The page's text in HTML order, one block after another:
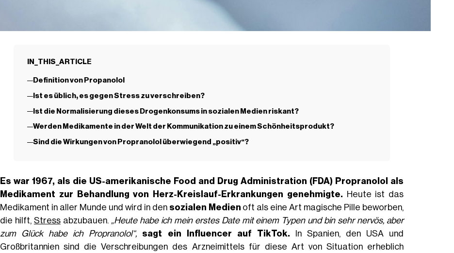
IN_THIS_ARTICLE
Definition von Propanolol
Ist es üblich, es gegen Stress zu verschreiben?
Ist die Normalisierung dieses Drogenkonsums in sozialen Medien riskant?
Werden Medikamente in der Welt der Kommunikation zu einem Schönheitsprodukt?
Sind die Wirkungen von Propranolol überwiegend „positiv“?
Es war 1967, als die US-amerikanische Food and Drug Administration (FDA) Propranolol
als
Medikament zur Behandlung von Herz-Kreislauf-Erkrankungen genehmigte. Heute ist das
Medikament in aller Munde und wird in den sozialen Medien oft als eine Art magische Pille beworben,
die hilft, Stressabzubauen. „Heute habe ich mein erstes Date mit einem Typen und bin sehr nervös, aber
zum Glück habe ich Propranolol“,
sagt ein Influencer auf TikTok. In Spanien, den USA und
Großbritannien sind die Verschreibungen des Arzneimittels für diese Art von Situation erheblich